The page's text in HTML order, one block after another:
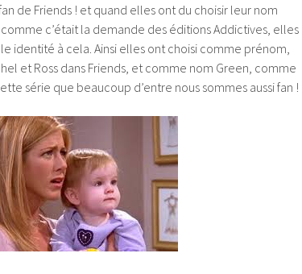
de Friends ! et quand elles ont du choisir leur nom
c’était la demande des éditions Addictives, elles
identité à cela. Ainsi elles ont choisi comme prénom,
et Ross dans Friends, et comme nom Green, comme
série que beaucoup d’entre nous sommes aussi fan !